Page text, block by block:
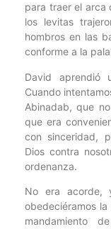
para traer el arca
los levitas
hombros en las
conforme a la
David aprendió
Cuando
Abinadab, que
que era
con sinceridad,
Dios contra
ordenanza.
No era acorde,
obedeciéramos
mandamiento